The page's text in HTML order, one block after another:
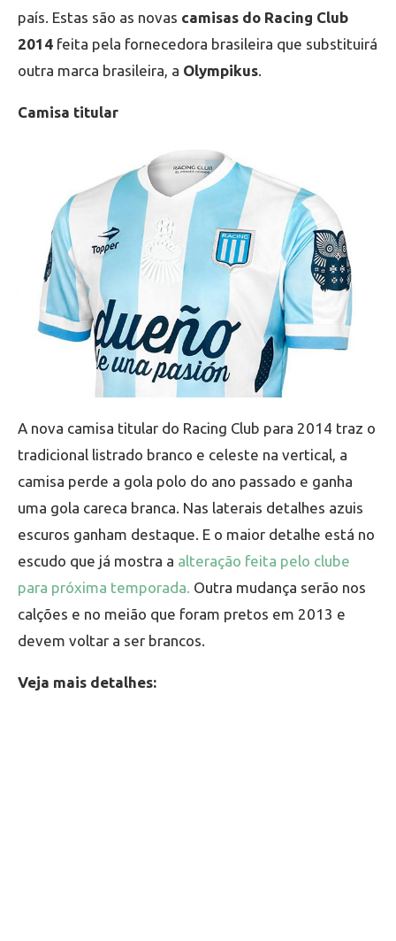
país. Estas são as novas camisas do Racing Club
2014 feita pela fornecedora brasileira que substituirá
outra marca brasileira, a Olympikus
Camisa titular
A nova camisa titular do Racing Club para 2014 traz o
tradicional listrado branco e celeste na vertical, a
camisa perde a gola polo do ano passado e ganha
uma gola careca branca. Nas laterais detalhes azuis
escuros ganham destaque. E o maior detalhe está no
escudo que já mostra a alteração feita pelo clube
para próxima temporada. Outra mudança serão nos
calções e no meião que foram pretos em 2013 e
devem voltar a ser brancos.
Veja mais detalhes: